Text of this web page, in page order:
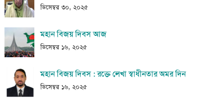
ডিসেম্বর ৩০, ২০২৫
মহান বিজয় দিবস আজ
ডিসেম্বর ১৬, ২০২৫
মহান বিজয় দিবস : রক্তে লেখা স্বাধীনতার অমর দিন
ডিসেম্বর ১৬, ২০২৫